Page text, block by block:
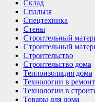
Склад
Спальня
Спецтехника
Стены
Строительный
Строительный
Строительство
Строительство дома
Теплоизоляция дома
Технологии в
Технологии в
Товары для дома